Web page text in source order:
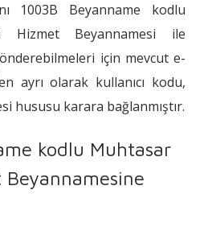
1003B Beyanname kodlu
Beyannamesi ile
için mevcut e-
ayrı olarak kullanıcı kodu,
hususu karara bağlanmıştır.
kodlu Muhtasar